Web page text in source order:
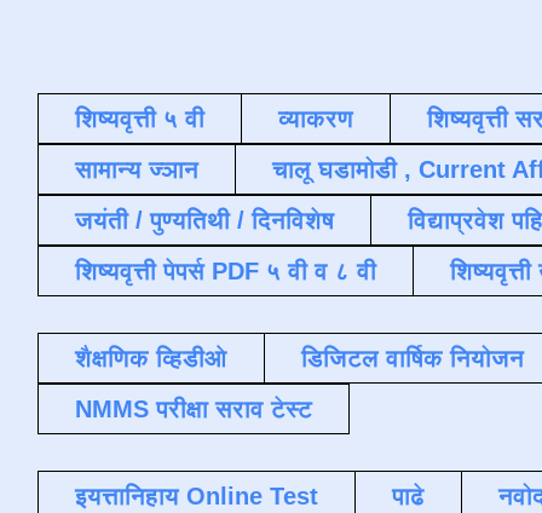
शिष्यवृत्ती ५ वी व्याकरण
शिष्यवृत्ती
सामान्य ज्ञान
चालू घडामोडी , Current
जयंती / पुण्यतिथी / दिनविशेष
विद्याप्रवेश
शिष्यवृत्ती पेपर्स PDF ५ वी व ८ वी
शैक्षणिक व्हिडीओ
डिजिटल वार्षिक नियोजन
NMMS परीक्षा सराव टेस्ट
इयत्तानिहाय Online Test पाढे